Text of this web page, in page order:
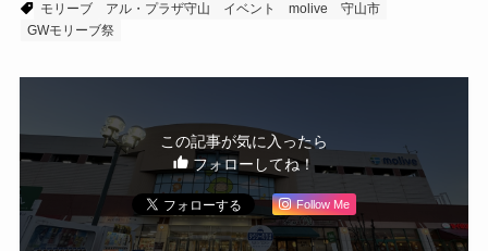
モリーブ
アル・プラザ守山 イベント molive
守山市
GWモリーブ祭
この記事が気に入ったら
フォローしてね！
Follow Me